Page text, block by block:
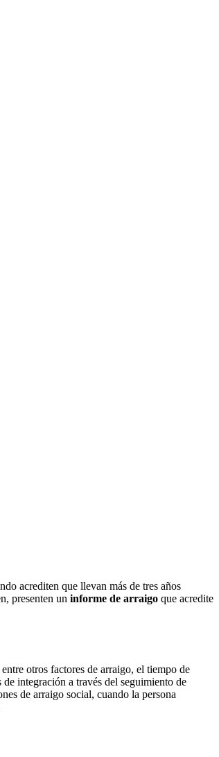
acrediten que llevan más de tres años
presenten un informe de arraigo que acredite
otros factores de arraigo, el tiempo de
integración a través del seguimiento de
de arraigo social, cuando la persona